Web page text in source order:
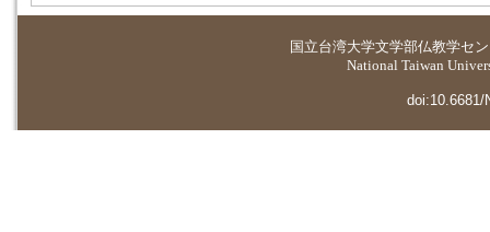
国立台湾大学文学部仏教学セ
National Taiwan
doi:10.6681/